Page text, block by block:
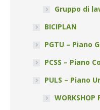
Gruppo di
BICIPLAN
PGTU – Piano
PCSS – Piano
PULS – Piano
WORKSHOP